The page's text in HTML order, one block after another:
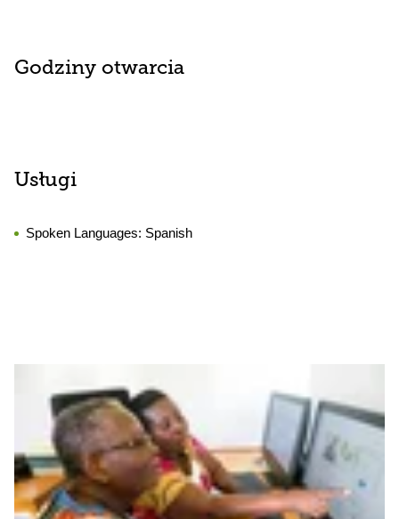
Godziny otwarcia
Usługi
Spoken Languages: Spanish